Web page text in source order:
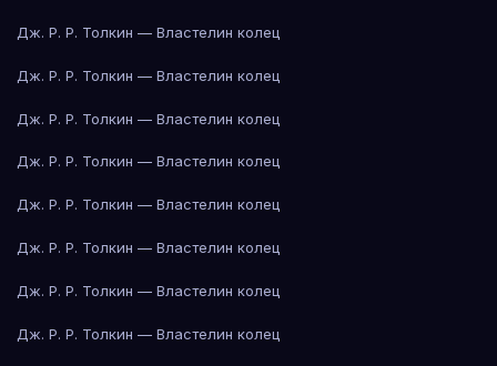
Дж. Р. Р. Толкин — Властелин колец
Дж. Р. Р. Толкин — Властелин колец
Дж. Р. Р. Толкин — Властелин колец
Дж. Р. Р. Толкин — Властелин колец
Дж. Р. Р. Толкин — Властелин колец
Дж. Р. Р. Толкин — Властелин колец
Дж. Р. Р. Толкин — Властелин колец
Дж. Р. Р. Толкин — Властелин колец